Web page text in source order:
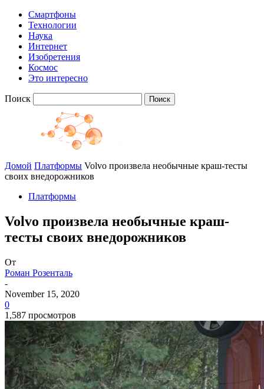
Смартфоны
Технологии
Наука
Интернет
Изобретения
Космос
Это интересно
Поиск
Домой Платформы Volvo произвела необычные краш-тесты
своих внедорожников
Платформы
Volvo произвела необычные краш-
тесты своих внедорожников
От
Роман Розенталь
-
November 15, 2020
0
1,587 просмотров